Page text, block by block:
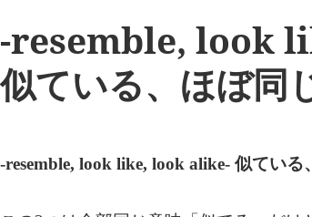
-resemble, look
似ている、ほぼ同
-resemble, look like, look alike-似ている